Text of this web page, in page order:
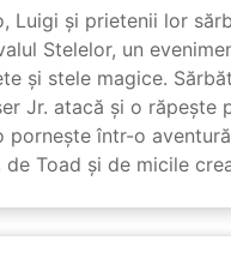
Luigi și prietenii lor
Stelelor, un
și stele magice.
Jr. atacă și o răpește
pornește într-o
de Toad și de micile